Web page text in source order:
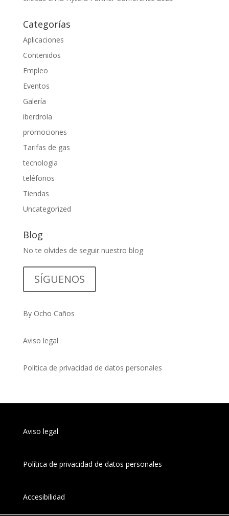
Categorías
Aplicaciones
Contenidos
Empleo
Eventos
Galería
iberdrola
promociones
Tarifas de gas
tecnologia
teléfonos
Tiendas
Uncategorized
Blog
No te olvides de seguir nuestro blog
SÍGUENOS
By Ocho Caños
Aviso legal
Política de privacidad de datos personales
Aviso legal
Política de privacidad de datos personales
Accesibilidad